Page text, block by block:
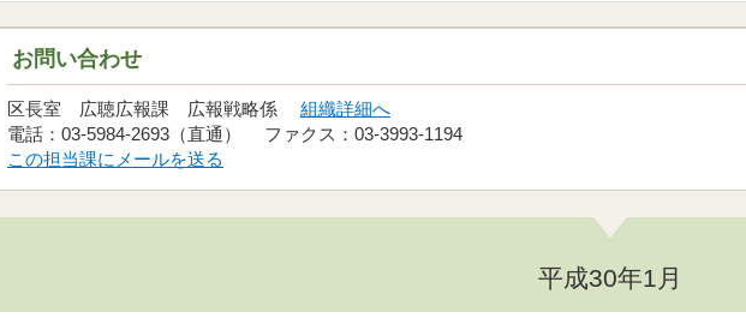
お問い合わせ
区長室 広聴広報課 広報戦略係 組織詳細へ
電話：03-5984-2693（直通） ファクス：03-3993-1194
この担当課にメールを送る
平成30年1月